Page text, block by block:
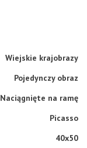
Wiejskie krajobrazy
Pojedynczy obraz
Naciągnięte na ramę
Picasso
40x50